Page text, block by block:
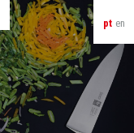
pt en